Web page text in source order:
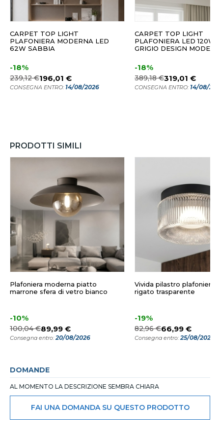
CARPET TOP LIGHT
PLAFONIERA MODERNA LED
62W SABBIA
-18%
239,12 €196,01 €
CONSEGNA ENTRO: 14/08/2026
CARPET TOP LIGHT
PLAFONIERA LED 120W
GRIGIO DESIGN
-18%
389,18 €319,01 €
CONSEGNA ENTRO: 14/08/
PRODOTTI SIMILI
Plafoniera moderna piatto
marrone sfera di vetro bianco
-10%
100,04 €89,99 €
Consegna entro:20/08/2026
Vivida pilastro plafoniera
rigato trasparente
-19%
82,96 €66,99 €
Consegna entro:25/08/2026
DOMANDE
AL MOMENTO LA DESCRIZIONE SEMBRA CHIARA
FAI UNA DOMANDA SU QUESTO PRODOTTO